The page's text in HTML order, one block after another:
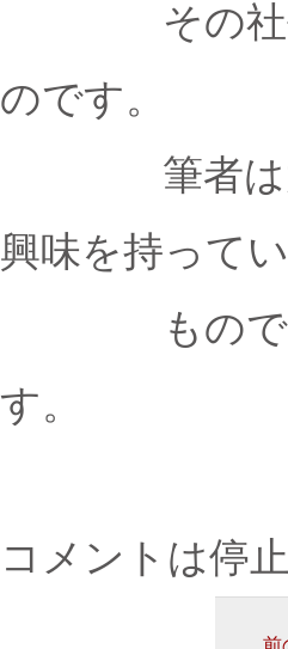
その社長に
のです。
筆者は大手
興味を持って
ものです。
す。
コメントは停
前